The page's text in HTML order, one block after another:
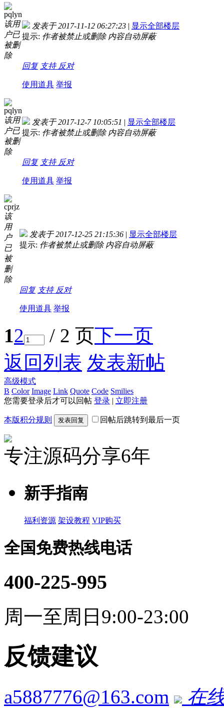
pqlyn
该用
户已
被删
除
发表于 2017-11-12 06:27:23 | 显示全部楼层
提示: 作者被禁止或删除 内容自动屏蔽
回复 支持 反对
使用道具 举报
pqlyn
该用
户已
被删
除
发表于 2017-12-7 10:05:51 | 显示全部楼层
提示: 作者被禁止或删除 内容自动屏蔽
回复 支持 反对
使用道具 举报
cprjz
该
用
户
已
被
删
除
发表于 2017-12-25 21:15:36 | 显示全部楼层
提示: 作者被禁止或删除 内容自动屏蔽
回复 支持 反对
使用道具 举报
12 / 2 页下一页
返回列表 发表新帖
高级模式
B Color Image Link Quote Code Smilies
您需要登录后才可以回帖 登录 | 立即注册
本版积分规则 发表回复 回帖后跳转到最后一页
专注源码分享6年
新手指南
福利资源 架设教程 VIP购买
全国免费热线电话
400-225-995
周一至周日9:00-23:00
反馈建议
a5887776@163.com
在